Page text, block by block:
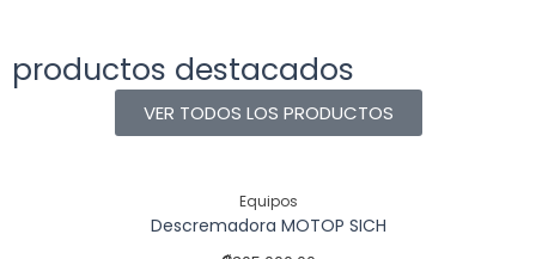
productos destacados
VER TODOS LOS PRODUCTOS
Equipos
Descremadora MOTOP SICH